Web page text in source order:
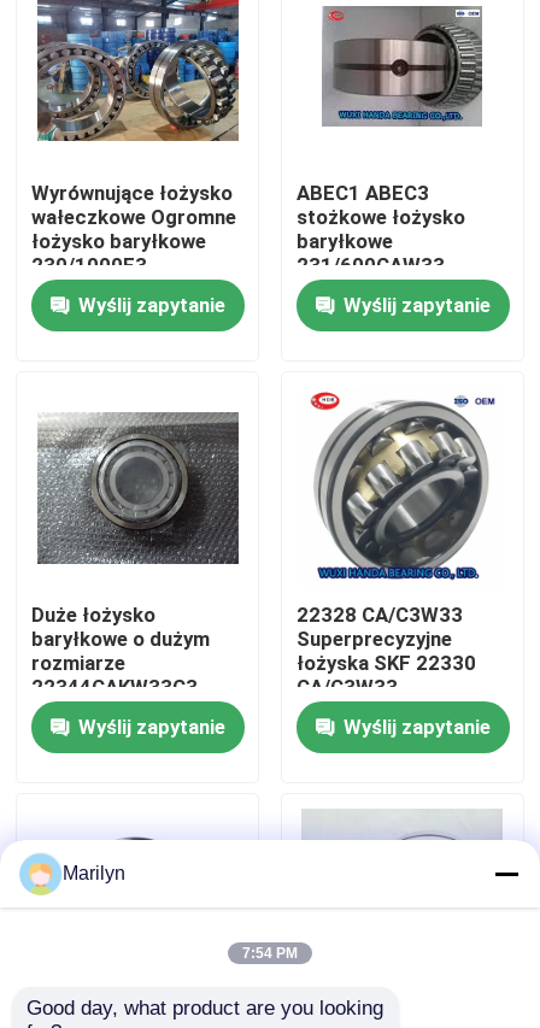
Dom
O nas
Wycieczka po fabryce
Kontrola jakości
Skontaktuj się z nami
Sprawy
Łożysko baryłkowe
Wyrównujące łożysko
wałeczkowe Ogromne
łożysko baryłkowe
230/1000F3
230/1000CC
Wyślij zapytanie
ABEC1 ABEC3
stożkowe łożysko
baryłkowe
231/600CAW33
231/600CAKW33
232/600CAW33
Wyślij zapytanie
Duże łożysko
baryłkowe o dużym
rozmiarze
22344CAKW33C3
22344MBW33
22344CCW33
Wyślij zapytanie
22328 CA/C3W33
Superprecyzyjne
łożyska SKF 22330
CA/C3W33
140x300x102mm
Wyślij zapytanie
Marilyn
7:54 PM
Good day, what product are you looking